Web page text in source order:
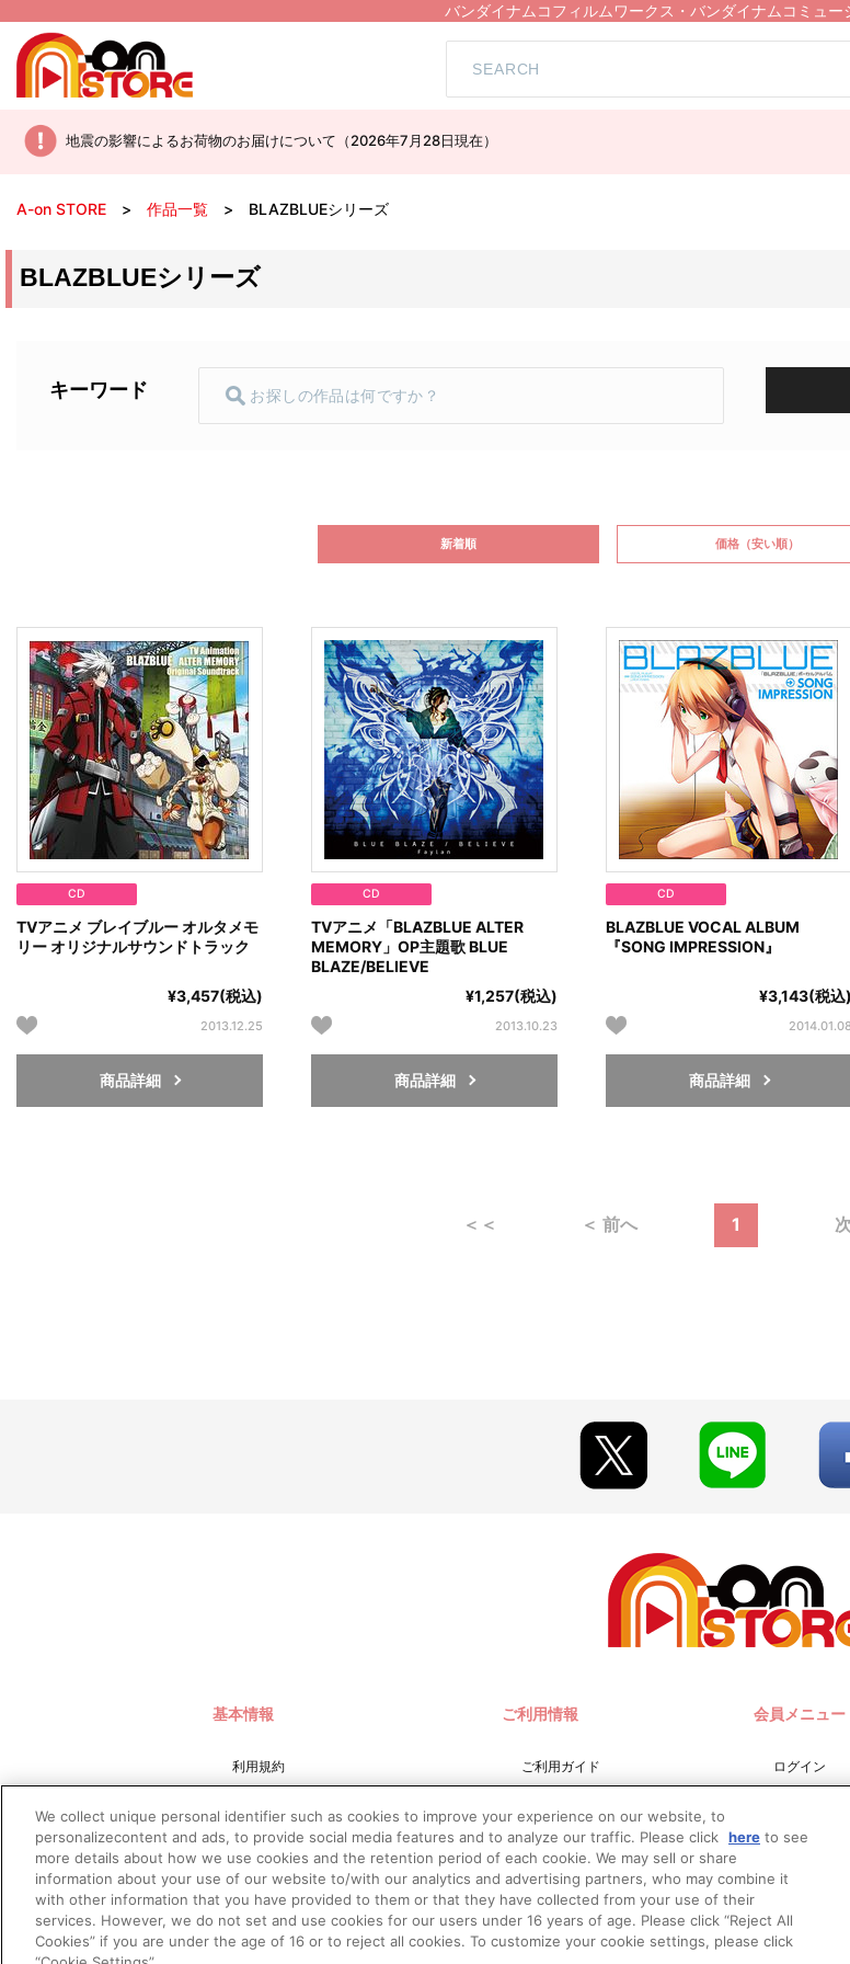
バンダイナムコフィルムワークス・バンダイナムコミュ
地震の影響によるお荷物のお届けについて（2026年7月28日現在）
A-on STORE 作品一覧 BLAZBLUEシリーズ
BLAZBLUEシリーズ
キーワード
新着順 価格 （安い順）
CD
TVアニメ ブレイブルー オルタメモ
リー オリジナルサウンドトラック
¥3,457(税込)
2013.12.25
商品詳細
CD
TVアニメ「BLAZBLUE ALTER
MEMORY」OP主題歌 BLUE
BLAZE/BELIEVE
¥1,257(税込)
2013.10.23
商品詳細
CD
BLAZBLUE VOCAL ALBUM
『SONG IMPRESSION』
¥3,143(税込)
2014.01.08
商品詳細
＜＜ ＜ 前へ 1
基本情報
利用規約
プライバシーポリシー
プライバシーオプション
会社概要
ご利用情報
ご利用ガイド
お問い合わせ
推奨環境
Do Not Sell or Share My
Personal Information
会員メニュー
ログイン
新規会員登録
We collect unique personal identifier such as cookies to improve your experience on our website, to
personalizecontent and ads, to provide social media features and to analyze our traffic. Please click here to see
more details about how we use cookies and the retention period of each cookie. We may sell or share
information about your use of our website to/with our analytics and advertising partners, who may combine it
with other information that you have provided to them or that they have collected from your use of their
services. However, we do not set and use cookies for our users under 16 years of age. Please click “Reject All
Cookies” if you are under the age of 16 or to reject all cookies. To customize your cookie settings, please click